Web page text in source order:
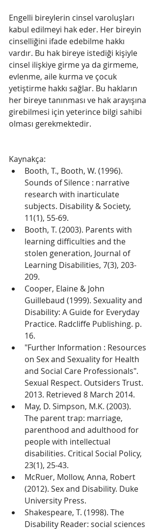
Engelli bireylerin cinsel varoluşları
kabul edilmeyi hak eder. Her bireyin
cinselliğini ifade edebilme hakkı
vardır. Bu hak bireye istediği kişiyle
cinsel ilişkiye girme ya da girmeme,
evlenme, aile kurma ve çocuk
yetiştirme hakkı sağlar. Bu hakların
her bireye tanınması ve hak arayışına
girebilmesi için yeterince bilgi sahibi
olması gerekmektedir.
Kaynakça:
Booth, T., Booth, W. (1996).
Sounds of Silence : narrative
research with inarticulate
subjects. Disability & Society,
11(1), 55-69.
Booth, T. (2003). Parents with
learning difficulties and the
stolen generation, Journal of
Learning Disabilities, 7(3), 203-
209.
Cooper, Elaine & John
Guillebaud (1999). Sexuality and
Disability: A Guide for Everyday
Practice. Radcliffe Publishing. p.
16.
"Further Information : Resources
on Sex and Sexuality for Health
and Social Care Professionals".
Sexual Respect. Outsiders Trust.
2013. Retrieved 8 March 2014.
May, D. Simpson, M.K. (2003).
The parent trap: marriage,
parenthood and adulthood for
people with intellectual
disabilities. Critical Social Policy,
23(1), 25-43.
McRuer, Mollow, Anna, Robert
(2012). Sex and Disability. Duke
University Press.
Shakespeare, T. (1998). The
Disability Reader: social sciences